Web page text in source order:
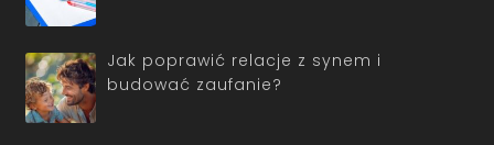
Jak poprawić relacje z synem i
budować zaufanie?